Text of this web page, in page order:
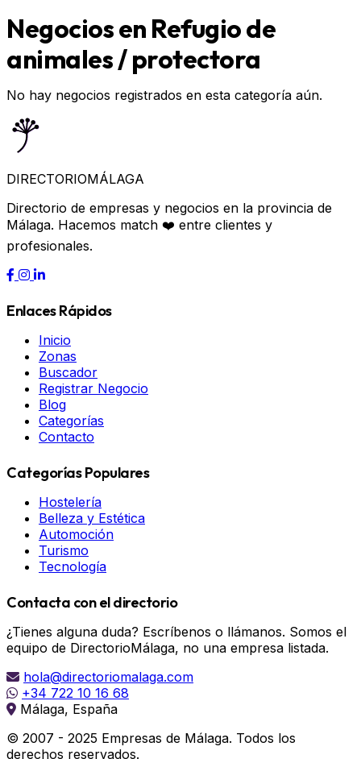
Negocios en Refugio de
animales / protectora
No hay negocios registrados en esta categoría aún.
DIRECTORIOMÁLAGA
Directorio de empresas y negocios en la provincia de
Málaga. Hacemos match ❤️ entre clientes y
profesionales.
Enlaces Rápidos
Inicio
Zonas
Buscador
Registrar Negocio
Blog
Categorías
Contacto
Categorías Populares
Hostelería
Belleza y Estética
Automoción
Turismo
Tecnología
Contacta con el directorio
¿Tienes alguna duda? Escríbenos o llámanos. Somos el
equipo de DirectorioMálaga, no una empresa listada.
hola@directoriomalaga.com
+34 722 10 16 68
Málaga, España
© 2007 - 2025 Empresas de Málaga. Todos los
derechos reservados.